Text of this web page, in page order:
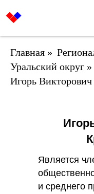
Главная »
Уральский округ »
Игорь Викторович
Является
и среднего